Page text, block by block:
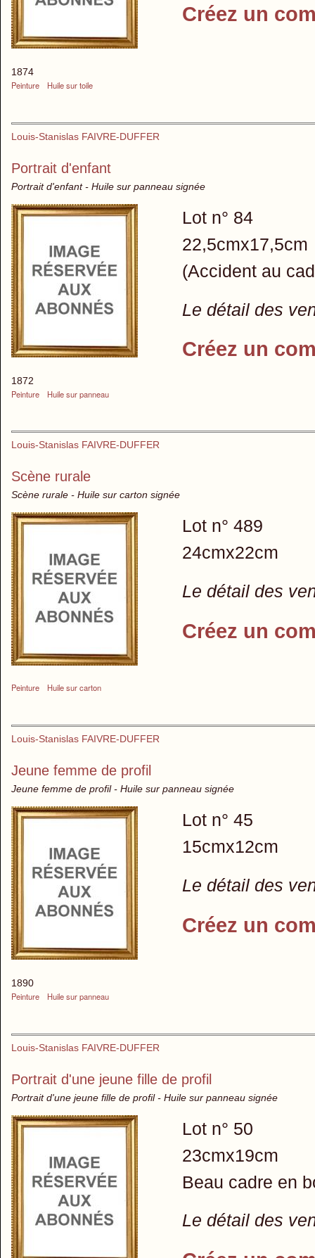
1874
Peinture
Huile sur toile
Créez un
Louis-Stanislas FAIVRE-DUFFER
Portrait d'enfant
Portrait d'enfant - Huile sur panneau signée
1872
Peinture
Huile sur panneau
Lot n° 84
(Accident au
Le détail des
Créez un
Louis-Stanislas FAIVRE-DUFFER
Scène rurale
Scène rurale - Huile sur carton signée
Peinture Huile sur carton
Lot n° 489
24cmx22cm
Le détail des
Créez un
Louis-Stanislas FAIVRE-DUFFER
Jeune femme de profil
Jeune femme de profil - Huile sur panneau signée
1890
Peinture
Huile sur panneau
Lot n° 45
15cmx12cm
Le détail des
Créez un
Louis-Stanislas FAIVRE-DUFFER
Portrait d'une jeune fille de profil
Portrait d'une jeune fille de profil - Huile sur panneau signée
Lot n° 50
23cmx19cm
Beau cadre en
Le détail des